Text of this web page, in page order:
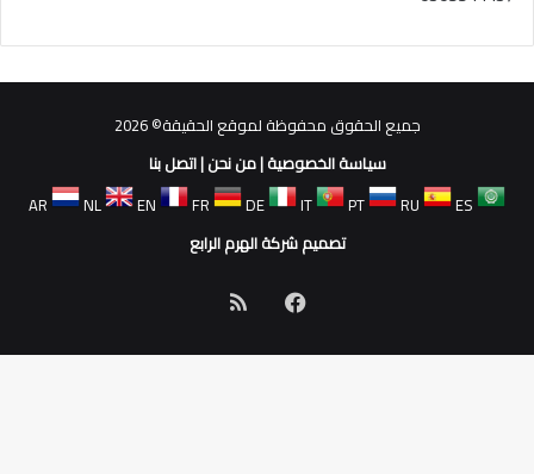
جميع الحقوق محفوظة لموقع الحقيقة© 2026
سياسة الخصوصية|من نحن|اتصل بنا
AR
NL EN FR DE IT PT RU
ES
تصميم شركة الهرم الرابع
فيسبوكملخص
الموقع